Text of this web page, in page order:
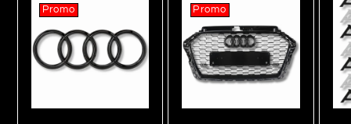
Promo Promo